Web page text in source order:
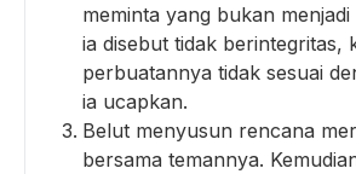
meminta yang bukan
ia disebut tidak berintegritas,
perbuatannya tidak sesuai
ia ucapkan.
Belut menyusun rencana
bersama temannya.